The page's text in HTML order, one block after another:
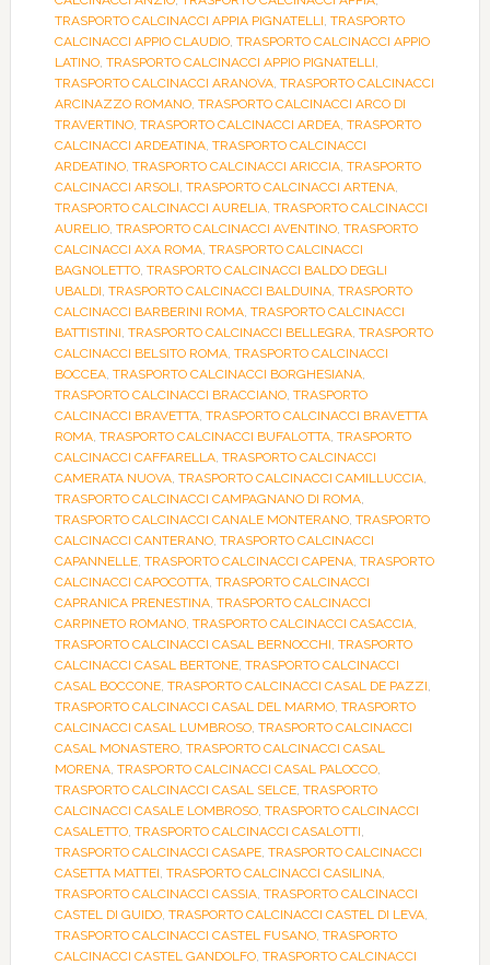
TRASPORTO CALCINACCI APPIA PIGNATELLI, TRASPORTO
CALCINACCI APPIO CLAUDIO, TRASPORTO CALCINACCI APPIO
LATINO, TRASPORTO CALCINACCI APPIO PIGNATELLI,
TRASPORTO CALCINACCI ARANOVA, TRASPORTO CALCINACCI
ARCINAZZO ROMANO, TRASPORTO CALCINACCI ARCO DI
TRAVERTINO, TRASPORTO CALCINACCI ARDEA, TRASPORTO
CALCINACCI ARDEATINA, TRASPORTO CALCINACCI
ARDEATINO, TRASPORTO CALCINACCI ARICCIA, TRASPORTO
CALCINACCI ARSOLI, TRASPORTO CALCINACCI ARTENA,
TRASPORTO CALCINACCI AURELIA, TRASPORTO CALCINACCI
AURELIO, TRASPORTO CALCINACCI AVENTINO, TRASPORTO
CALCINACCI AXA ROMA, TRASPORTO CALCINACCI
BAGNOLETTO, TRASPORTO CALCINACCI BALDO DEGLI
UBALDI, TRASPORTO CALCINACCI BALDUINA, TRASPORTO
CALCINACCI BARBERINI ROMA, TRASPORTO CALCINACCI
BATTISTINI, TRASPORTO CALCINACCI BELLEGRA, TRASPORTO
CALCINACCI BELSITO ROMA, TRASPORTO CALCINACCI
BOCCEA, TRASPORTO CALCINACCI BORGHESIANA,
TRASPORTO CALCINACCI BRACCIANO, TRASPORTO
CALCINACCI BRAVETTA, TRASPORTO CALCINACCI BRAVETTA
ROMA, TRASPORTO CALCINACCI BUFALOTTA, TRASPORTO
CALCINACCI CAFFARELLA, TRASPORTO CALCINACCI
CAMERATA NUOVA, TRASPORTO CALCINACCI CAMILLUCCIA,
TRASPORTO CALCINACCI CAMPAGNANO DI ROMA,
TRASPORTO CALCINACCI CANALE MONTERANO, TRASPORTO
CALCINACCI CANTERANO, TRASPORTO CALCINACCI
CAPANNELLE, TRASPORTO CALCINACCI CAPENA, TRASPORTO
CALCINACCI CAPOCOTTA, TRASPORTO CALCINACCI
CAPRANICA PRENESTINA, TRASPORTO CALCINACCI
CARPINETO ROMANO, TRASPORTO CALCINACCI CASACCIA,
TRASPORTO CALCINACCI CASAL BERNOCCHI, TRASPORTO
CALCINACCI CASAL BERTONE, TRASPORTO CALCINACCI
CASAL BOCCONE, TRASPORTO CALCINACCI CASAL DE PAZZI,
TRASPORTO CALCINACCI CASAL DEL MARMO, TRASPORTO
CALCINACCI CASAL LUMBROSO, TRASPORTO CALCINACCI
CASAL MONASTERO, TRASPORTO CALCINACCI CASAL
MORENA, TRASPORTO CALCINACCI CASAL PALOCCO,
TRASPORTO CALCINACCI CASAL SELCE, TRASPORTO
CALCINACCI CASALE LOMBROSO, TRASPORTO CALCINACCI
CASALETTO, TRASPORTO CALCINACCI CASALOTTI,
TRASPORTO CALCINACCI CASAPE, TRASPORTO CALCINACCI
CASETTA MATTEI, TRASPORTO CALCINACCI CASILINA,
TRASPORTO CALCINACCI CASSIA, TRASPORTO CALCINACCI
CASTEL DI GUIDO, TRASPORTO CALCINACCI CASTEL DI LEVA,
TRASPORTO CALCINACCI CASTEL FUSANO, TRASPORTO
CALCINACCI CASTEL GANDOLFO, TRASPORTO CALCINACCI